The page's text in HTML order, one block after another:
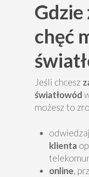
Gdzie
chęć
Jeśli chcesz
światłowód
możesz to
klienta
online,